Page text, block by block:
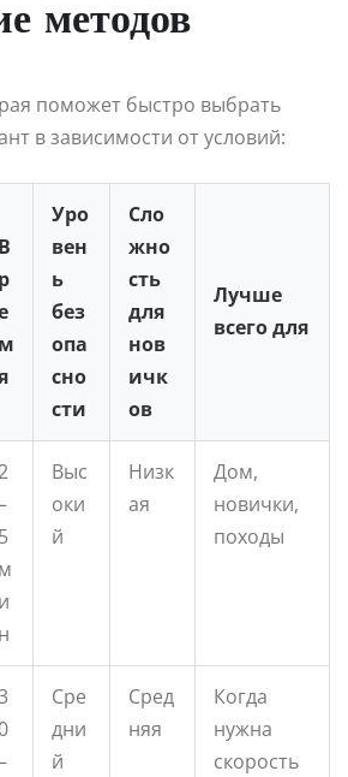
методов
поможет быстро выбрать
в зависимости от условий:
В
р
м
Уро
вен
ь
без
опа
сно
сти
Сло
жно
сть
для
нов
ичк
ов
Лучше
всего для
5
м
и
н
Выс
оки
й
Низк
ая
Дом,
новички,
походы
0
Сре
дни
й
Сред
няя
Когда
нужна
скорость